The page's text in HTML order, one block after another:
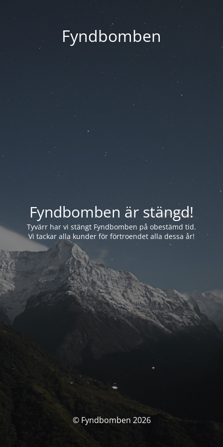
Fyndbomben
Fyndbomben är stängd!
Tyvärr har vi stängt Fyndbomben på obestämd tid.
Vi tackar alla kunder för förtroendet alla dessa år!
© Fyndbomben 2026